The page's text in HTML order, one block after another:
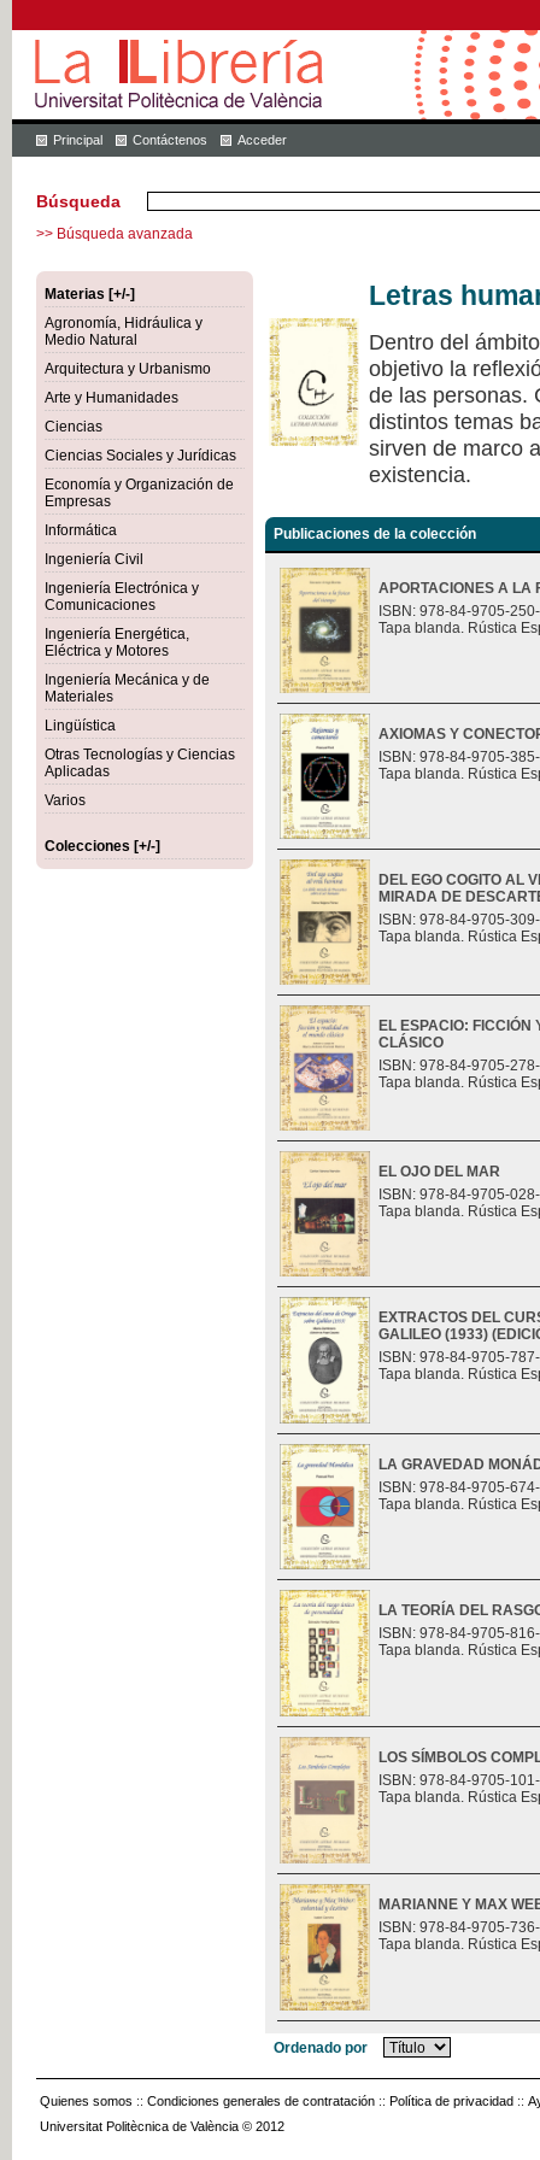
Principal Contáctenos Acceder
Búsqueda
>> Búsqueda avanzada
Materias [+/-]
Agronomía, Hidráulica y
Medio Natural
Arquitectura y Urbanismo
Arte y Humanidades
Ciencias
Ciencias Sociales y Jurídicas
Economía y Organización de
Empresas
Informática
Ingeniería Civil
Ingeniería Electrónica y
Comunicaciones
Ingeniería Energética,
Eléctrica y Motores
Ingeniería Mecánica y de
Materiales
Lingüística
Otras Tecnologías y Ciencias
Aplicadas
Varios
Colecciones [+/-]
Letras
Dentro del
objetivo la
de las personas.
distintos temas
sirven de marco
existencia.
Publicaciones de la colección
APORTACIONES A LA
ISBN: 978-84-9705-
Tapa blanda. Rústica
AXIOMAS Y
ISBN: 978-84-9705-
Tapa blanda. Rústica
DEL EGO COGITO AL
MIRADA DE
ISBN: 978-84-9705-
Tapa blanda. Rústica
EL ESPACIO:
CLÁSICO
ISBN: 978-84-9705-
Tapa blanda. Rústica
EL OJO DEL MAR
ISBN: 978-84-9705-
Tapa blanda. Rústica
EXTRACTOS DEL
GALILEO (1933)
ISBN: 978-84-9705-
Tapa blanda. Rústica
LA GRAVEDAD
ISBN: 978-84-9705-
Tapa blanda. Rústica
LA TEORÍA DEL
ISBN: 978-84-9705-
Tapa blanda. Rústica
LOS SÍMBOLOS
ISBN: 978-84-9705-
Tapa blanda. Rústica
MARIANNE Y MAX
ISBN: 978-84-9705-
Tapa blanda. Rústica
Ordenado por
Quienes somos :: Condiciones generales de contratación :: Política de privacidad ::
Universitat Politècnica de València © 2012